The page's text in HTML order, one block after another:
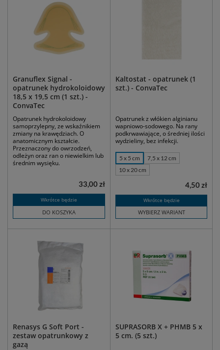
Granuflex Signal -
opatrunek hydrokoloidowy
18,5 x 19,5 cm (1 szt.) -
ConvaTec
Opatrunek hydrokoloidowy
samoprzylepny, ze wskaźnikiem
zmiany na krawędziach. O
anatomicznym kształcie.
Przeznaczony do owrzodzeń,
odleżyn oraz ran o niewielkim lub
średnim wysięku.
Wkrótce będzie
DO KOSZYKA
33,00 zł
Kaltostat - opatrunek (1
szt.) - ConvaTec
Opatrunek z włókien alginianu
wapniowo-sodowego. Na rany
podkrwawiające, o średniej ilości
wydzieliny, bez infekcji.
5 x 5 cm
7,5 x 12 cm
10 x 20 cm
Wkrótce będzie
WYBIERZ WARIANT
4,50 zł
Renasys G Soft Port -
zestaw opatrunkowy z
gazą
SUPRASORB X + PHMB 5 x
5 cm. (5 szt.)